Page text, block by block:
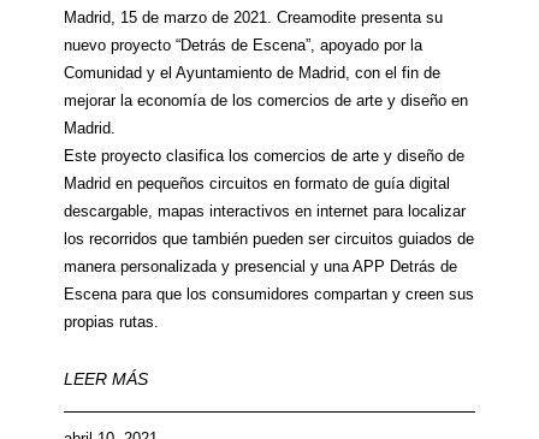
Madrid, 15 de marzo de 2021. Creamodite presenta su
nuevo proyecto “Detrás de Escena”, apoyado por la
Comunidad y el Ayuntamiento de Madrid, con el fin de
mejorar la economía de los comercios de arte y diseño en
Madrid.
Este proyecto clasifica los comercios de arte y diseño de
Madrid en pequeños circuitos en formato de guía digital
descargable, mapas interactivos en internet para localizar
los recorridos que también pueden ser circuitos guiados de
manera personalizada y presencial y una APP Detrás de
Escena para que los consumidores compartan y creen sus
propias rutas.
LEER MÁS